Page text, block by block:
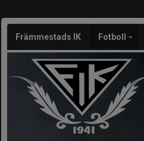
Främmestads IK Fotboll